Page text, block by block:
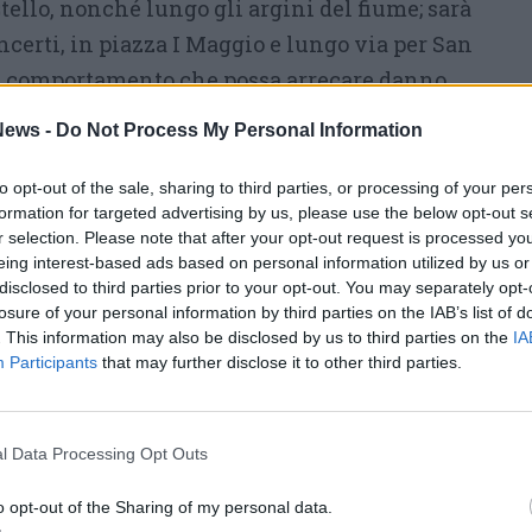
- Do Not Process My Personal Information
opt-out of the sale, sharing to third parties, or processing of your
for targeted advertising by us, please use the below opt-out
selection. Please note that after your opt-out request is processed
interest-based ads based on personal information utilized by us
to third parties prior to your opt-out. You may separately
of your personal information by third parties on the IAB’s list of
This information may also be disclosed by us to third parties on the
Participants that may further disclose it to other third parties.
Data Processing Opt Outs
opt-out of the Sharing of my personal data.
nonché lungo gli argini del fiume; sarà
in piazza I Maggio e lungo via per San
che possa arrecare danno
o favorire il degrado urbano
e veicoli, stazionare in aree non dedicate,
o manufatti e consumare bevande in
All’interno dell’area concerti saranno
e il Posto medico avanzato (P.M.A.), con
Polizia Locale, Protezione Civile,
fuocoe dei relativi mezzi. Con la seconda
preventive antialcoola tutela del
la sicurezza dell’evento. Nei giorni di
per asporto, di alcolici per asporto in
, mentre, gli esercizi di